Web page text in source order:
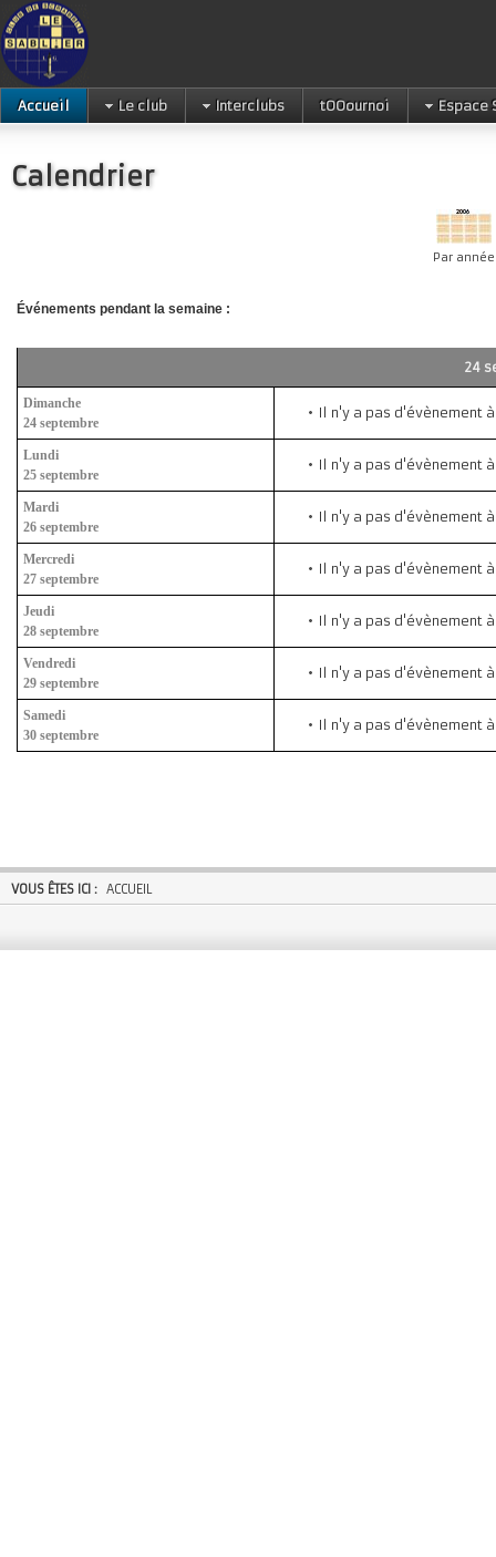
Accueil Le club Interclubs tOOournoi Espace
Calendrier
Par année
Événements pendant la semaine :
24
Dimanche
24 septembre
Il n'y a pas d'évènement
Lundi
25 septembre
Il n'y a pas d'évènement
Mardi
26 septembre
Il n'y a pas d'évènement
Mercredi
27 septembre
Il n'y a pas d'évènement
Jeudi
28 septembre
Il n'y a pas d'évènement
Vendredi
29 septembre
Il n'y a pas d'évènement
Samedi
30 septembre
Il n'y a pas d'évènement
VOUS ÊTES ICI : ACCUEIL